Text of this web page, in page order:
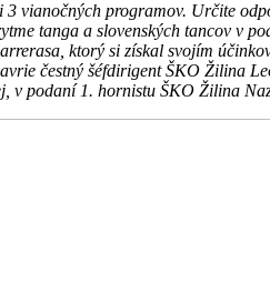
vianočných programov. Určite
tanga a slovenských tancov v
ktorý si získal svojím
čestný šéfdirigent ŠKO Žilina
v podaní 1. hornistu ŠKO Žilina